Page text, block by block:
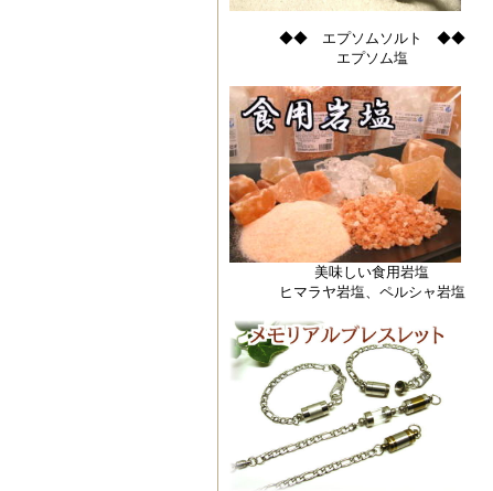
◆◆ エプソムソルト ◆◆
エプソム塩
美味しい食用岩塩
ヒマラヤ岩塩、ペルシャ岩塩